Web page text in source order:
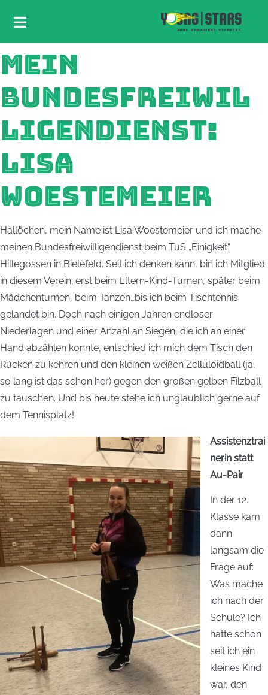
MEIN
BUNDESFREIWIL
LIGENDIENST:
LISA
WOESTEMEIER
Hallöchen, mein Name ist Lisa Woestemeier und ich mache
meinen Bundesfreiwilligendienst beim TuS „Einigkeit“
Hillegossen in Bielefeld. Seit ich denken kann, bin ich Mitglied
in diesem Verein; erst beim Eltern-Kind-Turnen, später beim
Mädchenturnen, beim Tanzen…bis ich beim Tischtennis
gelandet bin. Doch nach einigen Jahren endloser
Niederlagen und einer Anzahl an Siegen, die ich an einer
Hand abzählen konnte, entschied ich mich dem Tisch den
Rücken zu kehren und den kleinen weißen Zelluloidball (ja,
so lang ist das schon her) gegen den großen gelben Filzball
zu tauschen. Und bis heute stehe ich unglaublich gerne auf
dem Tennisplatz!
Assistenztrai
nerin statt
Au-Pair
In der 12.
Klasse kam
dann
langsam die
Frage auf:
Was mache
ich nach der
Schule? Ich
hatte schon
seit ich ein
kleines Kind
war, den